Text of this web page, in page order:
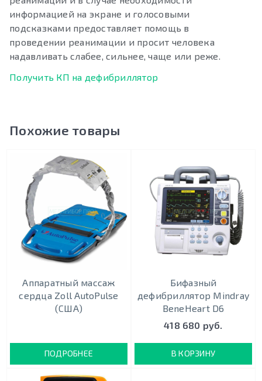
информацией на экране и голосовыми
подсказками предоставляет помощь в
проведении реанимации и просит человека
надавливать слабее, сильнее, чаще или реже.
Получить КП на дефибриллятор
Похожие товары
Аппаратный массаж
сердца Zoll AutoPulse
(США)
ПОДРОБНЕЕ
Бифазный
дефибриллятор Mindray
BeneHeart D6
418 680 руб.
В КОРЗИНУ